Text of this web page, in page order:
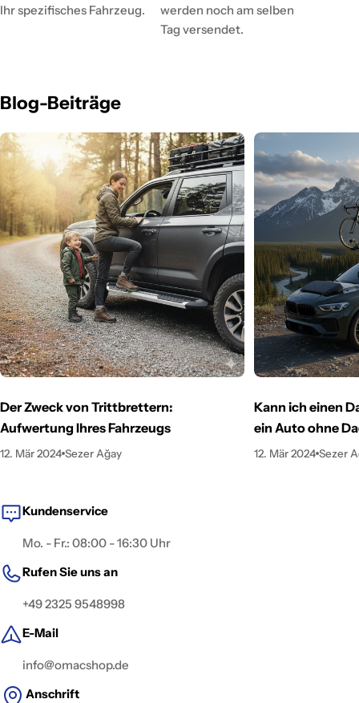
Ihr spezifisches Fahrzeug.
werden noch am selben
Tag versendet.
Blog-Beiträge
Der Zweck von Trittbrettern:
Aufwertung Ihres Fahrzeugs
12. Mär 2024 Sezer Ağay
Kann ich einen
ein Auto ohne
12. Mär 2024 Sezer
Kundenservice
Mo. - Fr.: 08:00 - 16:30 Uhr
Rufen Sie uns an
+49 2325 9548998
E-Mail
info@omacshop.de
Anschrift